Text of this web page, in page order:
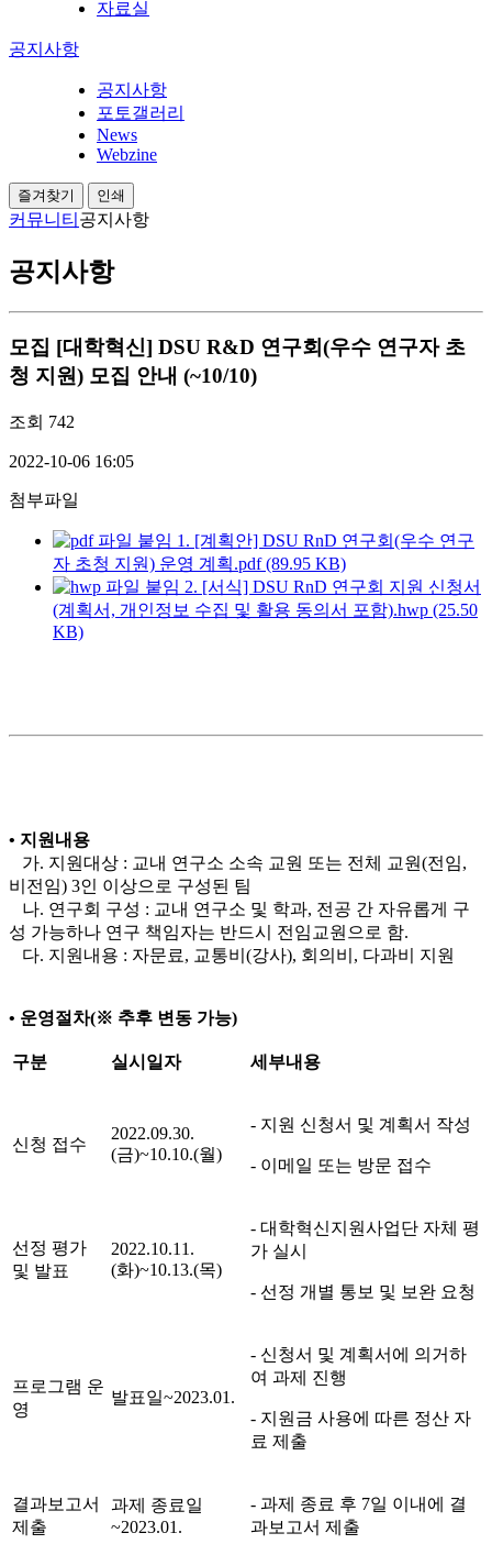
자료실
공지사항
공지사항
포토갤러리
News
Webzine
즐겨찾기 인쇄
커뮤니티 공지사항
공지사항
모집 [대학혁신] DSU R&D 연구회(우수 연구자 초
청 지원) 모집 안내 (~10/10)
조회 742
2022-10-06 16:05
첨부파일
붙임 1. [계획안] DSU RnD 연구회(우수 연구
자 초청 지원) 운영 계획.pdf (89.95 KB)
붙임 2. [서식] DSU RnD 연구회 지원 신청서
(계획서, 개인정보 수집 및 활용 동의서 포함).hwp (25.50
KB)
• 지원내용
가. 지원대상 : 교내 연구소 소속 교원 또는 전체 교원(전임,
비전임) 3인 이상으로 구성된 팀
나. 연구회 구성 : 교내 연구소 및 학과, 전공 간 자유롭게 구
성 가능하나 연구 책임자는 반드시 전임교원 으로 함.
다. 지원내용 : 자문료, 교통비(강사), 회의비, 다과비 지원
• 운영절차(※ 추후 변동 가능)
구분 실시일자 세부내용
신청 접수
2022.09.30.
(금)~10.10.(월)
- 지원 신청서 및 계획서 작성
- 이메일 또는 방문 접수
선정 평가
및 발표
2022.10.11 .
(화)~10.13.(목)
- 대학혁신지원사업단 자체 평
가 실시
- 선정 개별 통보 및 보완 요청
프로그램 운
영
발표일~2023.01.
- 신청서 및 계획서에 의거하
여 과제 진행
- 지원금 사용에 따른 정산 자
료 제출
결과보고서
제출
과제 종료일
~2023.01.
- 과제 종료 후 7일 이내에 결
과보고서 제출